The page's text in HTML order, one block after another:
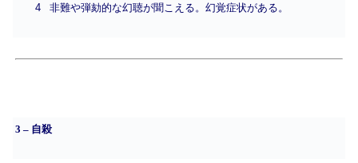
4 非難や弾劾的な幻聴が聞こえる。幻覚症状がある。
3 – 自殺